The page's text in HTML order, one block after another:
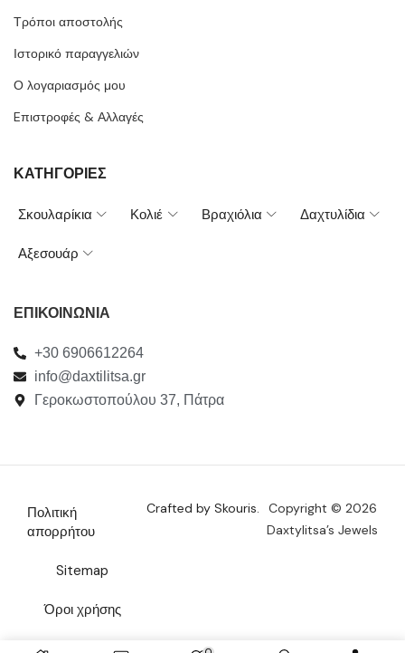
Τρόποι αποστολής
Ιστορικό παραγγελιών
Ο λογαριασμός μου
Eπιστροφές & Αλλαγές
ΚΑΤΗΓΟΡΙΕΣ
Σκουλαρίκια Κολιέ Βραχιόλια Δαχτυλίδια
Αξεσουάρ
ΕΠΙΚΟΙΝΩΝΙΑ
+30 6906612264
info@daxtilitsa.gr
Γεροκωστοπούλου 37, Πάτρα
Πολιτική
απορρήτου
Sitemap
Όροι χρήσης
Επικοινωνία
Crafted by Skouris.
Copyright © 2026
Daxtylitsa’s Jewels